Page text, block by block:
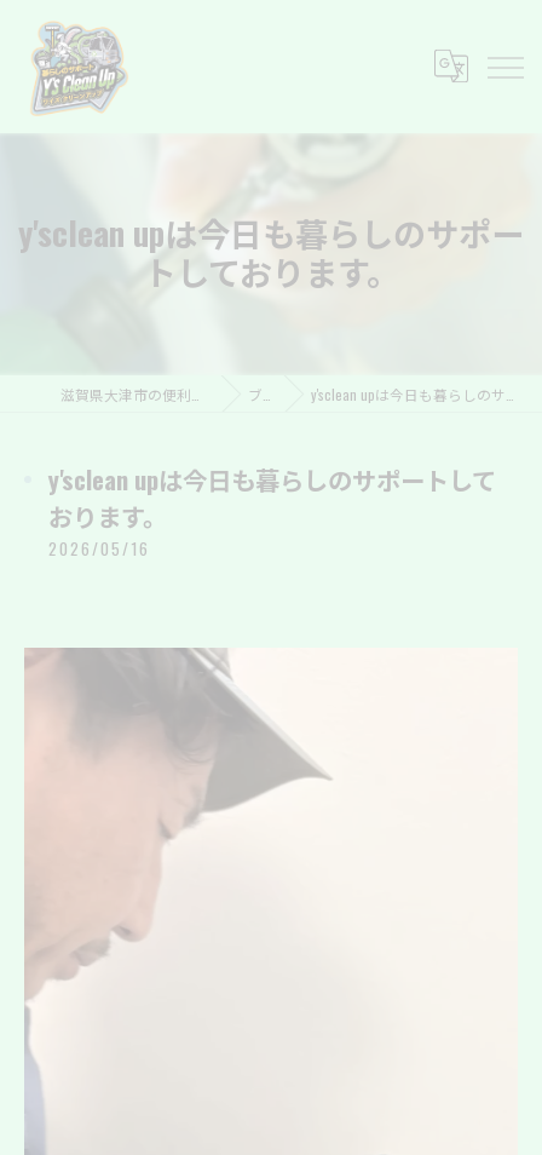
y'sclean upは今日も暮らしのサポー
トしております。
ブログ y'sclean upは今日も暮らしのサポートしております。
y'sclean upは今日も暮らしのサポートして
おります。
2026/05/16